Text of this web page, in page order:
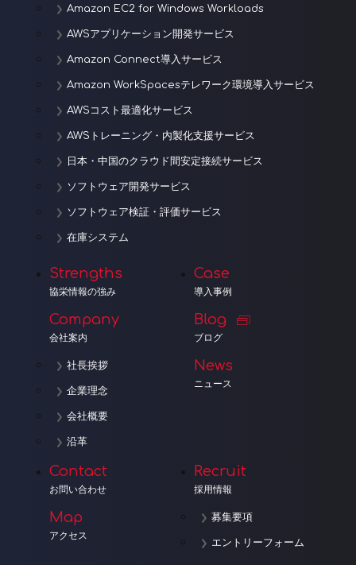
Amazon EC2 for Windows Workloads
AWSアプリケーション開発サービス
Amazon Connect導入サービス
Amazon WorkSpacesテレワーク環境導入サービス
AWSコスト最適化サービス
AWSトレーニング・内製化支援サービス
日本・中国のクラウド間安定接続サービス
ソフトウェア開発サービス
ソフトウェア検証・評価サービス
在庫システム
Strengths
協栄情報の強み
Company
会社案内
社長挨拶
企業理念
会社概要
沿革
Case
導入事例
Blog
ブログ
News
ニュース
Contact
お問い合わせ
Map
アクセス
Recruit
採用情報
募集要項
エントリーフォーム